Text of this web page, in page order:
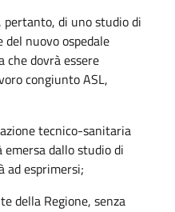
di uno studio di
nuovo ospedale
che dovrà essere
congiunto ASL,
tecnico-sanitaria
dallo studio di
esprimersi;
della Regione, senza